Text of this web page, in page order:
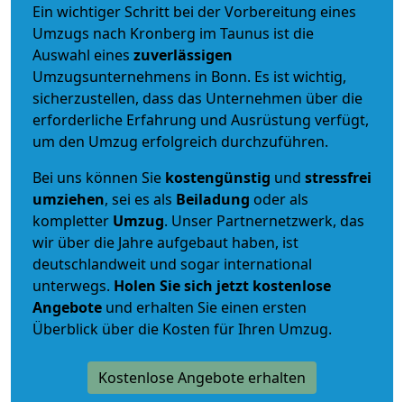
Ein wichtiger Schritt bei der Vorbereitung eines
Umzugs nach Kronberg im Taunus ist die
Auswahl eines zuverlässigen
Umzugsunternehmens in Bonn. Es ist wichtig,
sicherzustellen, dass das Unternehmen über die
erforderliche Erfahrung und Ausrüstung verfügt,
um den Umzug erfolgreich durchzuführen.
Bei uns können Sie kostengünstig und stressfrei
umziehen, sei es als Beiladung oder als
kompletter Umzug. Unser Partnernetzwerk, das
wir über die Jahre aufgebaut haben, ist
deutschlandweit und sogar international
unterwegs. Holen Sie sich jetzt kostenlose
Angebote und erhalten Sie einen ersten
Überblick über die Kosten für Ihren Umzug.
Kostenlose Angebote erhalten